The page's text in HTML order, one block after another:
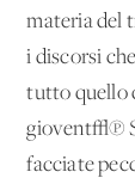
materia del
i discorsi
tutto quello
giovent√π
facciate